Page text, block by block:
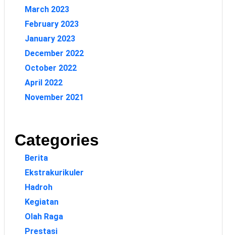
March 2023
February 2023
January 2023
December 2022
October 2022
April 2022
November 2021
Categories
Berita
Ekstrakurikuler
Hadroh
Kegiatan
Olah Raga
Prestasi